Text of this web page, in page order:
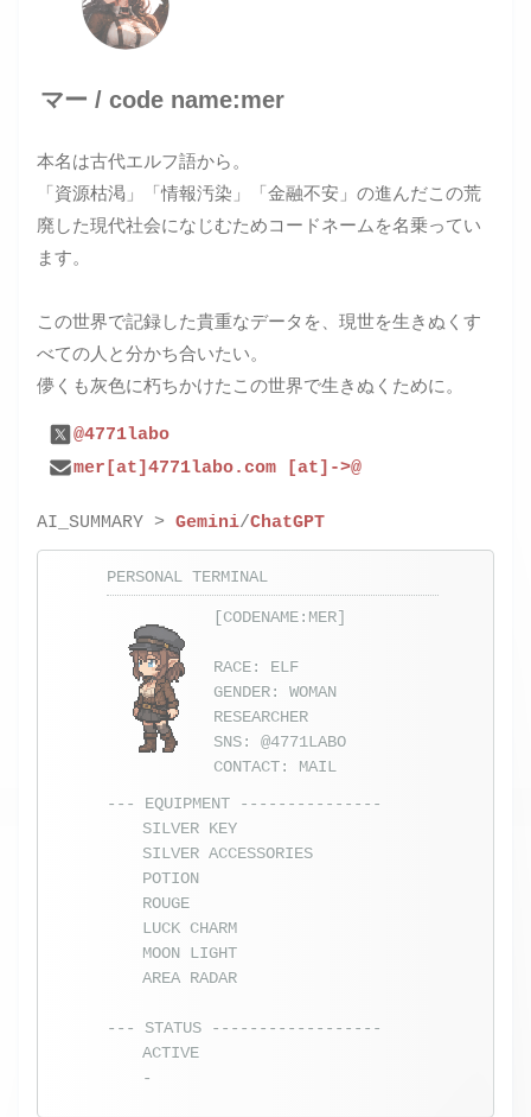
マー / code name:mer
本名は古代エルフ語から。
「資源枯渇」「情報汚染」「金融不安」の進んだこの荒
廃した現代社会になじむためコードネームを名乗ってい
ます。
この世界で記録した貴重なデータを、現世を生きぬくす
べての人と分かち合いたい。
儚くも灰色に朽ちかけたこの世界で生きぬくために。
@4771labo
mer[at]4771labo.com [at]->@
AI_SUMMARY > Gemini/ChatGPT
PERSONAL TERMINAL
[CODENAME:MER]
RACE: ELF
GENDER: WOMAN
RESEARCHER
SNS: @4771LABO
CONTACT: MAIL
--- EQUIPMENT ---------------
SILVER KEY
SILVER ACCESSORIES
POTION
ROUGE
LUCK CHARM
MOON LIGHT
AREA RADAR
--- STATUS ------------------
ACTIVE
-